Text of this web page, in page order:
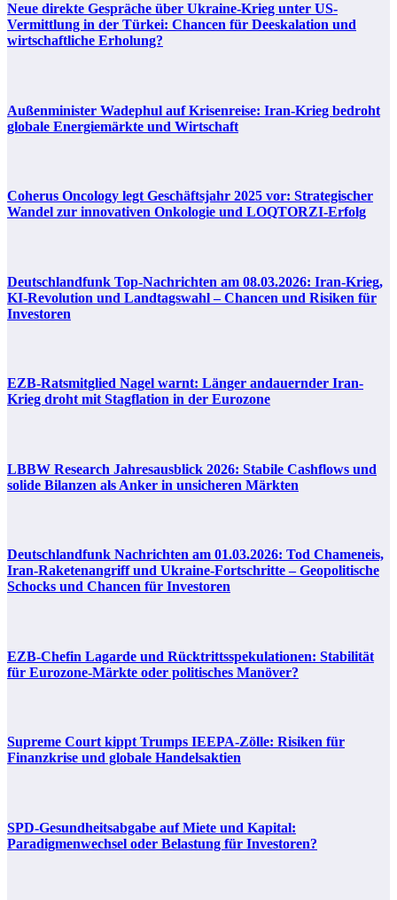
Neue direkte Gespräche über Ukraine-Krieg unter US-
Vermittlung in der Türkei: Chancen für Deeskalation und
wirtschaftliche Erholung?
Außenminister Wadephul auf Krisenreise: Iran-Krieg bedroht
globale Energiemärkte und Wirtschaft
Coherus Oncology legt Geschäftsjahr 2025 vor: Strategischer
Wandel zur innovativen Onkologie und LOQTORZI-Erfolg
Deutschlandfunk Top-Nachrichten am 08.03.2026: Iran-Krieg,
KI-Revolution und Landtagswahl – Chancen und Risiken für
Investoren
EZB-Ratsmitglied Nagel warnt: Länger andauernder Iran-
Krieg droht mit Stagflation in der Eurozone
LBBW Research Jahresausblick 2026: Stabile Cashflows und
solide Bilanzen als Anker in unsicheren Märkten
Deutschlandfunk Nachrichten am 01.03.2026: Tod Chameneis,
Iran-Raketenangriff und Ukraine-Fortschritte – Geopolitische
Schocks und Chancen für Investoren
EZB-Chefin Lagarde und Rücktrittsspekulationen: Stabilität
für Eurozone-Märkte oder politisches Manöver?
Supreme Court kippt Trumps IEEPA-Zölle: Risiken für
Finanzkrise und globale Handelsaktien
SPD-Gesundheitsabgabe auf Miete und Kapital:
Paradigmenwechsel oder Belastung für Investoren?